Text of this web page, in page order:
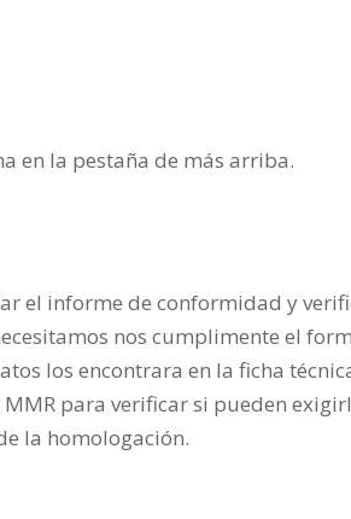
en la pestaña de más arriba.
el informe de conformidad y
nos cumplimente el
los encontrara en la ficha
para verificar si pueden
la homologación.